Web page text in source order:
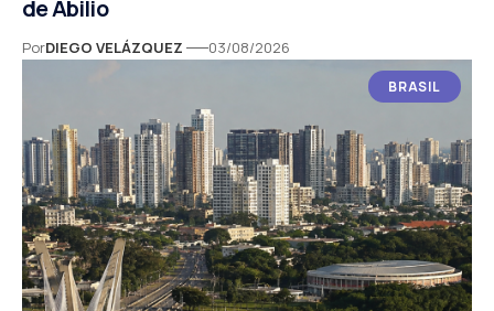
de Abilio
PorDIEGO VELÁZQUEZ 03/08/2026
BRASIL